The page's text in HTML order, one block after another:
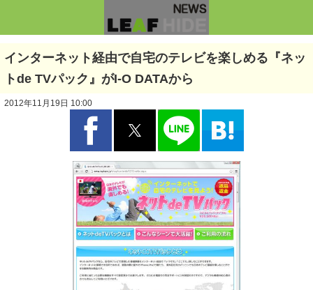
インターネット経由で自宅のテレビを楽しめる『ネッ
トde TVパック』がI-O DATAから
2012年11月19日 10:00